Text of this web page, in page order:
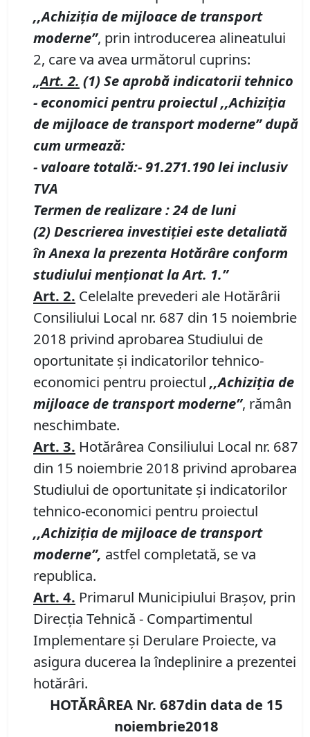
,,Achiziţia de mijloace de transport
moderne”, prin introducerea alineatului
2, care va avea următorul cuprins:
„Art. 2. (1) Se aprobă indicatorii tehnico
- economici pentru proiectul,,Achiziţia
de mijloace de transport moderne”după
cum urmează:
- valoare totală:- 91.271.190 lei inclusiv
TVA
Termen de realizare : 24 de luni
(2) Descrierea investiţiei este detaliată
în Anexa la prezenta Hotărâre conform
studiului menţionat la Art. 1.”
Art. 2. Celelalte prevederi ale Hotărârii
Consiliului Local nr. 687 din 15 noiembrie
2018 privind aprobarea Studiului de
oportunitate şi indicatorilor tehnico-
economici pentru proiectul ,,Achiziţia de
mijloace de transport moderne”, rămân
neschimbate.
Art. 3. Hotărârea Consiliului Local nr. 687
din 15 noiembrie 2018 privind aprobarea
Studiului de oportunitate şi indicatorilor
tehnico-economici pentru proiectul
,,Achiziţia de mijloace de transport
moderne”, astfel completată, se va
republica.
Art. 4. Primarul Municipiului Braşov, prin
Direcţia Tehnică - Compartimentul
Implementare şi Derulare Proiecte, va
asigura ducerea la îndeplinire a prezentei
hotărâri.
HOTĂRÂREA Nr. 687din data de 15
noiembrie2018